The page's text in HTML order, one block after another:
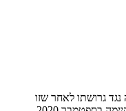
ו-7, הגיש תביעה נגד גרושתו לאחר שזו